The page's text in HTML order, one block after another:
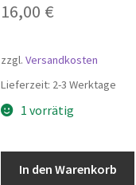
16,00 €
zzgl.Versandkosten
Lieferzeit: 2-3 Werktage
1 vorrätig
In den Warenkorb